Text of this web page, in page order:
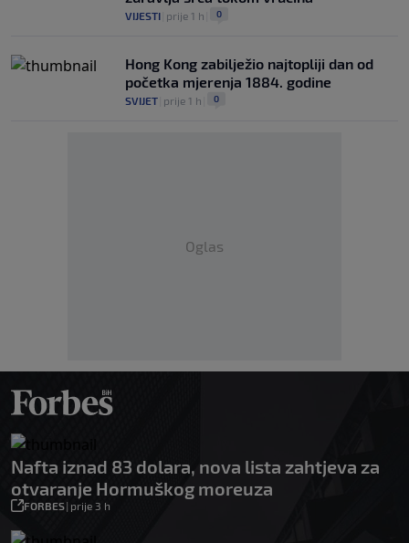
VIJESTI prije 1 h 0
Hong Kong zabilježio najtopliji dan od
početka mjerenja 1884. godine
SVIJET prije 1 h 0
Oglas
Nafta iznad 83 dolara, nova lista zahtjeva za
otvaranje Hormuškog moreuza
FORBES| prije 3 h